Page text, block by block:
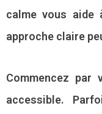
calme vous aide
approche claire
Commencez
accessible.